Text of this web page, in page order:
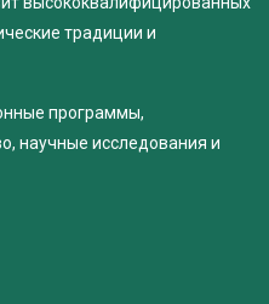
традиции и
программы,
научные исследования и